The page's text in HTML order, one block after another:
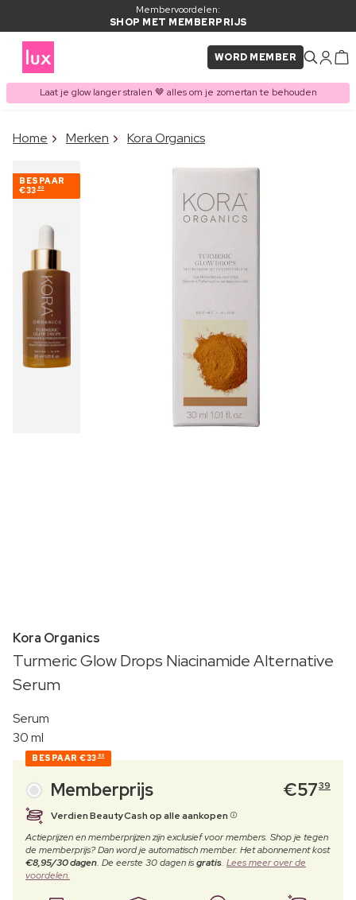
Membervoordelen:
SHOP MET MEMBERPRIJS
WORD MEMBER
Laat je glow langer stralen 🤎 alles om je zomertan te behouden
ITEM TOEGEVOEGD AAN
Vaak samen gekocht met
Home Merken Kora Organics
BESPAAR
€33 60
Kora Organics
Turmeric Glow Drops Niacinamide Alternative
Serum
Serum
30 ml
BESPAAR €33 60
Memberprijs €5739
Verdien BeautyCash op alle aankopen
Actieprijzen en memberprijzen zijn exclusief voor members. Shop je tegen
de memberprijs? Dan word je automatisch member. Het abonnement kost
€8,95/30 dagen. De eerste 30 dagen isgratis. Lees meer over de
voordelen.